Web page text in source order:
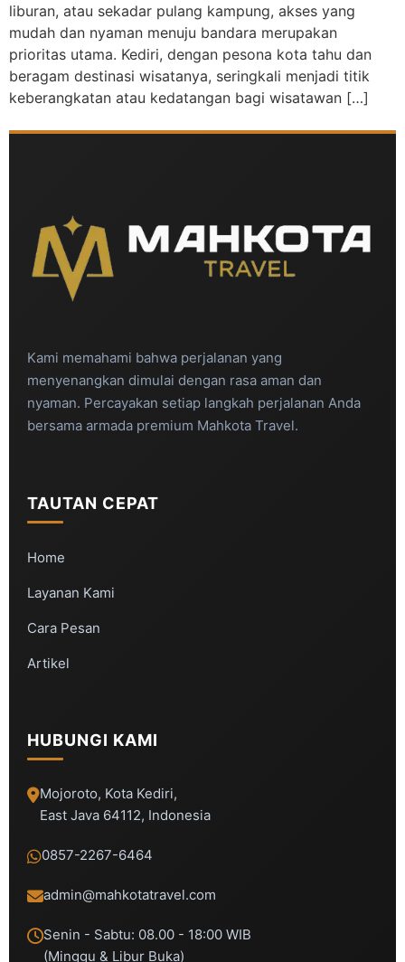
liburan, atau sekadar pulang kampung, akses yang
mudah dan nyaman menuju bandara merupakan
prioritas utama. Kediri, dengan pesona kota tahu dan
beragam destinasi wisatanya, seringkali menjadi titik
keberangkatan atau kedatangan bagi wisatawan […]
Kami memahami bahwa perjalanan yang
menyenangkan dimulai dengan rasa aman dan
nyaman. Percayakan setiap langkah perjalanan Anda
bersama armada premium Mahkota Travel.
TAUTAN CEPAT
Home
Layanan Kami
Cara Pesan
Artikel
HUBUNGI KAMI
Mojoroto, Kota Kediri,
East Java 64112, Indonesia
0857-2267-6464
admin@mahkotatravel.com
Senin - Sabtu: 08.00 - 18:00 WIB
(Minggu & Libur Buka)